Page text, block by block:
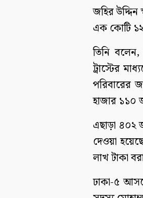
জহির
এক কোটি
তিনি
ট্রাস্টের
পরিবারের
হাজার ১১০
এছাড়া ৪০২
দেওয়া
লাখ টাকা
ঢাকা-৫